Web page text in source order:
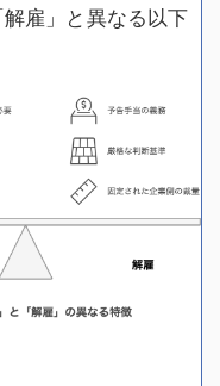
雇」と異なる以下